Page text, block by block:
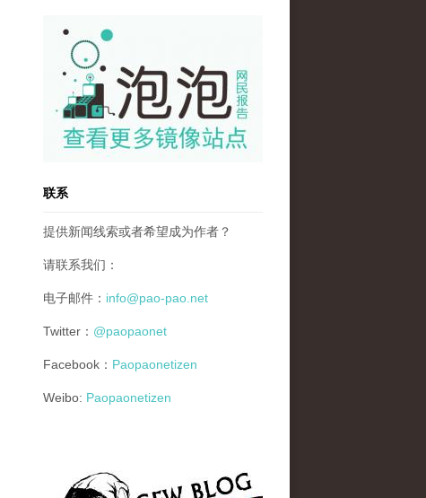
pao-pao-banner-mirror-site-120814.jpg
联系
提供新闻线索或者希望成为作者？
请联系我们：
电子邮件： info@pao-pao.net
Twitter： @paopaonet
Facebook： Paopaonetizen
Weibo: Paopaonetizen
gfw_blog_small.jpg